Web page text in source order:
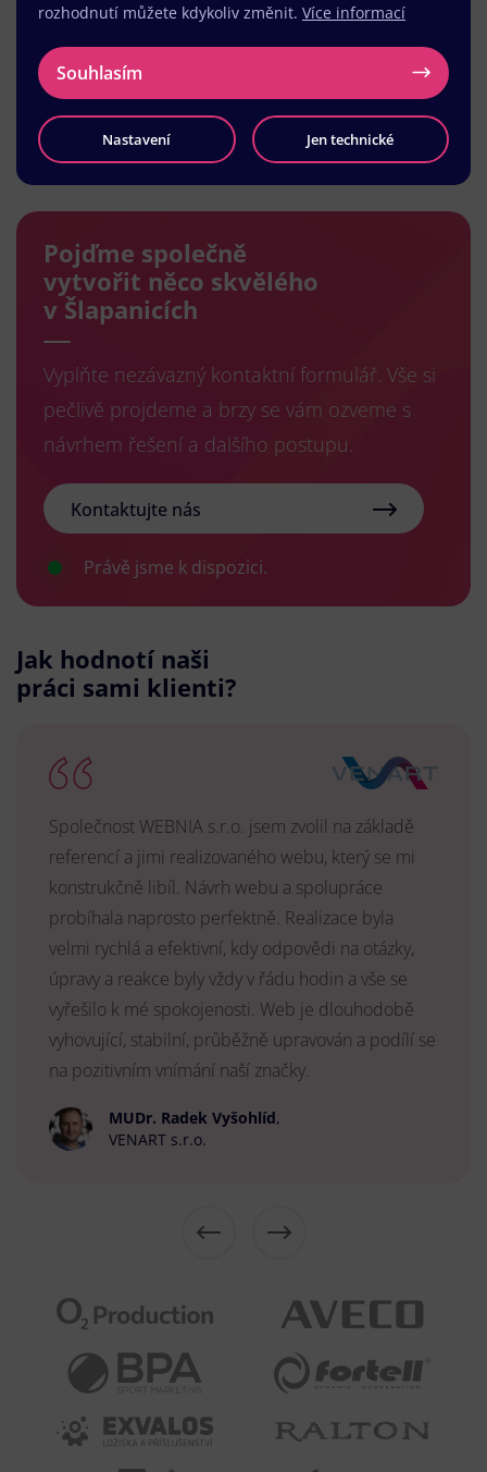
Načíst další
Pojďme společně
vytvořit něco skvělého
v Šlapanicích
Vyplňte nezávazný kontaktní formulář. Vše si
pečlivě projdeme a brzy se vám ozveme s
návrhem řešení a dalšího postupu.
Kontaktujte nás
Právě jsme k dispozici.
Jak hodnotí naši
práci sami klienti?
Společnost WEBNIA s.r.o. jsem zvolil na základě
referencí a jimi realizovaného webu, který se mi
konstrukčně libíl. Návrh webu a spolupráce
probíhala naprosto perfektně. Realizace byla
velmi rychlá a efektivní, kdy odpovědi na otázky,
úpravy a reakce byly vždy v řádu hodin a vše se
vyřešilo k mé spokojenosti. Web je dlouhodobě
vyhovující, stabilní, průběžně upravován a podílí se
na pozitivním vnímání naší značky.
MUDr. Radek Vyšohlíd,
VENART s.r.o.
rozhodnutí můžete kdykoliv změnit. Více informací
Souhlasím
Nastavení Jen technické